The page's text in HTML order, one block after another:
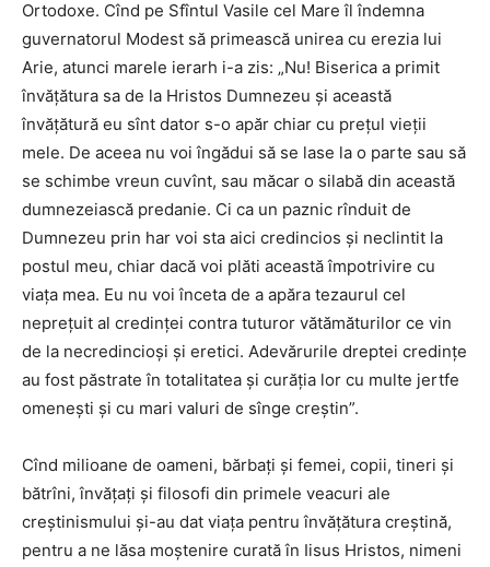
Ortodoxe. Cînd pe Sfîntul Vasile cel Mare îl îndemna
guvernatorul Modest să primească unirea cu erezia lui
Arie, atunci marele ierarh i-a zis: „Nu! Biserica a primit
învăţătura sa de la Hristos Dumnezeu şi această
învăţătură eu sînt dator s-o apăr chiar cu preţul vieţii
mele. De aceea nu voi îngădui să se lase la o parte sau să
se schimbe vreun cuvînt, sau măcar o silabă din această
dumnezeiască predanie. Ci ca un paznic rînduit de
Dumnezeu prin har voi sta aici credincios şi neclintit la
postul meu, chiar dacă voi plăti această împotrivire cu
viaţa mea. Eu nu voi înceta de a apăra tezaurul cel
nepreţuit al credinţei contra tuturor vătămăturilor ce vin
de la necredincioşi şi eretici. Adevărurile dreptei credinţe
au fost păstrate în totalitatea şi curăţia lor cu multe jertfe
omeneşti şi cu mari valuri de sînge creştin”.
Cînd milioane de oameni, bărbaţi şi femei, copii, tineri şi
bătrîni, învăţaţi şi filosofi din primele veacuri ale
creştinismului şi-au dat viaţa pentru învăţătura creştină,
pentru a ne lăsa moştenire curată în Iisus Hristos, nimeni